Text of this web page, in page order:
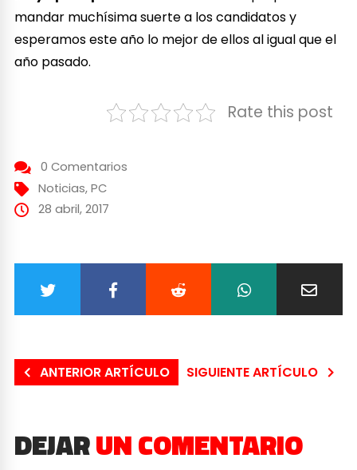
mandar muchísima suerte a los candidatos y
esperamos este año lo mejor de ellos al igual que el
año pasado.
Rate this post
0 Comentarios
Noticias, PC
28 abril, 2017
ANTERIOR ARTÍCULO SIGUIENTE ARTÍCULO
DEJARUN COMENTARIO